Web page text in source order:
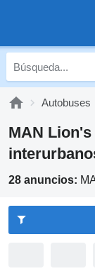
Autobuses
MAN
28 anuncios: